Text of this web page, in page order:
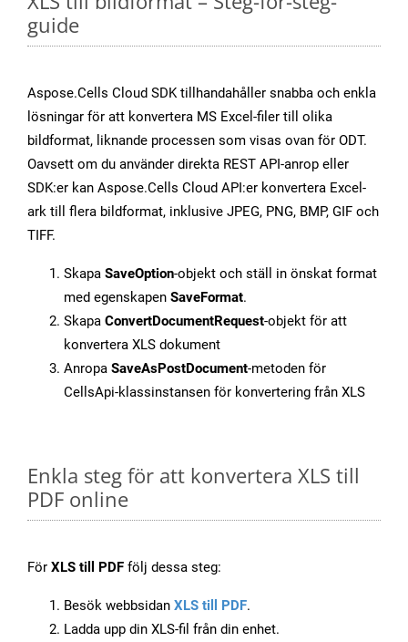
guide
Aspose.Cells Cloud SDK tillhandahåller snabba och enkla
lösningar för att konvertera MS Excel-filer till olika
bildformat, liknande processen som visas ovan för ODT.
Oavsett om du använder direkta REST API-anrop eller
SDK:er kan Aspose.Cells Cloud API:er konvertera Excel-
ark till flera bildformat, inklusive JPEG, PNG, BMP, GIF och
TIFF.
Skapa SaveOption-objekt och ställ in önskat format
med egenskapen SaveFormat.
Skapa ConvertDocumentRequest-objekt för att
konvertera XLS dokument
Anropa SaveAsPostDocument-metoden för
CellsApi-klassinstansen för konvertering från XLS
Enkla steg för att konvertera XLS till
PDF online
För XLS till PDF följ dessa steg:
Besök webbsidan XLS till PDF.
Ladda upp din XLS-fil från din enhet.